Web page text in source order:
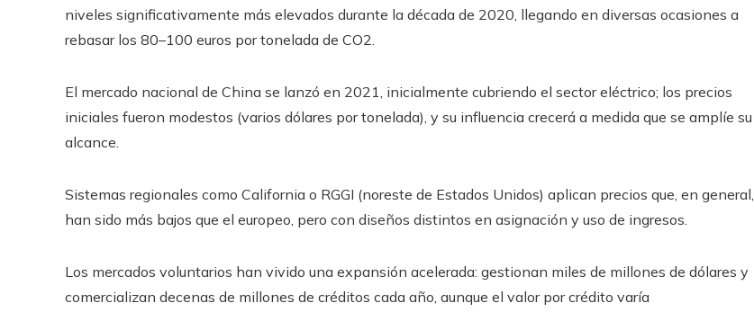
niveles significativamente más elevados durante la década de 2020, llegando en diversas ocasiones a
rebasar los 80–100 euros por tonelada de CO2.
El mercado nacional de China se lanzó en 2021, inicialmente cubriendo el sector eléctrico; los precios
iniciales fueron modestos (varios dólares por tonelada), y su influencia crecerá a medida que se amplíe su
alcance.
Sistemas regionales como California o RGGI (noreste de Estados Unidos) aplican precios que, en general,
han sido más bajos que el europeo, pero con diseños distintos en asignación y uso de ingresos.
Los mercados voluntarios han vivido una expansión acelerada: gestionan miles de millones de dólares y
comercializan decenas de millones de créditos cada año, aunque el valor por crédito varía